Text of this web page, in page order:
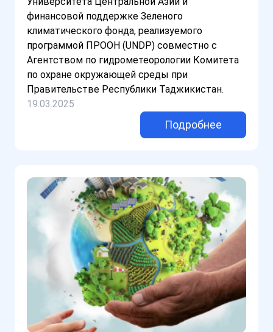
финансовой поддержке Зеленого
климатического фонда, реализуемого
программой ПРООН (UNDP) совместно с
Агентством по гидрометеорологии Комитета
по охране окружающей среды при
Правительстве Республики Таджикистан.
19.03.2025
Подробнее